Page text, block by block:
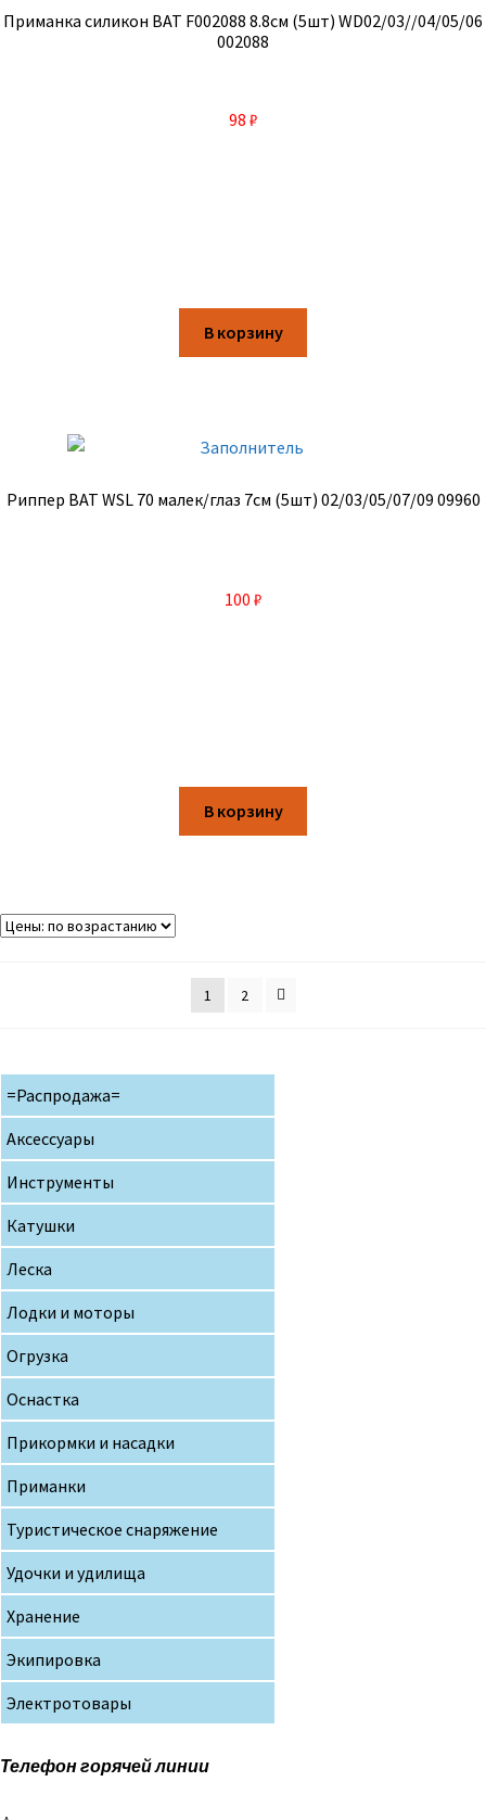
Приманка силикон BAT F002088 8.8см (5шт) WD02/03//04/05/06
002088
98 ₽
В корзину
Риппер BAT WSL 70 малек/глаз 7см (5шт) 02/03/05/07/09 09960
100 ₽
В корзину
1 2
=Распродажа=
Аксессуары
Инструменты
Катушки
Леска
Лодки и моторы
Огрузка
Оснастка
Прикормки и насадки
Приманки
Туристическое снаряжение
Удочки и удилища
Хранение
Экипировка
Электротовары
Телефон горячей линии